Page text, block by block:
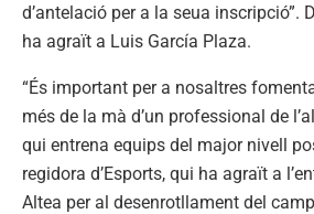
d’antelació per a la seua inscripció”.
ha agraït a Luis García Plaza.
“És important per a nosaltres
més de la mà d’un professional de
qui entrena equips del major nivell
regidora d’Esports, qui ha agraït a
Altea per al desenrotllament del